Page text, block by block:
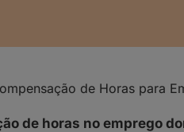
de Horas para
de horas no emprego